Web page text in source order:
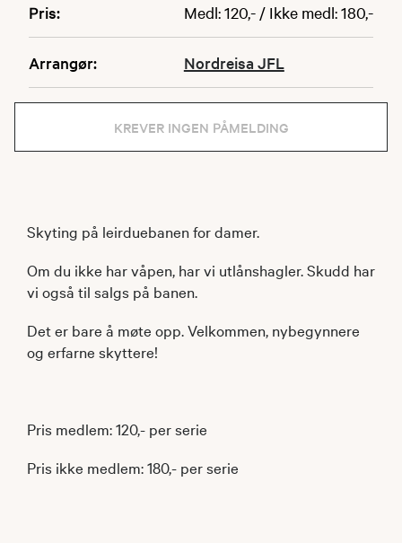
Pris: Medl: 120,- / Ikke medl: 180,-
Arrangør: Nordreisa JFL
KREVER INGEN PÅMELDING
Skyting på leirduebanen for damer.
Om du ikke har våpen, har vi utlånshagler. Skudd har
vi også til salgs på banen.
Det er bare å møte opp. Velkommen, nybegynnere
og erfarne skyttere!
Pris medlem: 120,- per serie
Pris ikke medlem: 180,- per serie